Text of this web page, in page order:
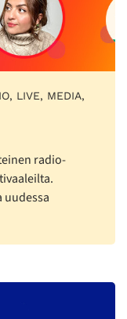
LIVE, MEDIA,
radio-
uudessa